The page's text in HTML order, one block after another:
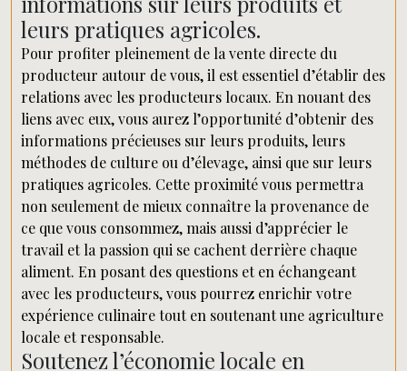
leurs pratiques agricoles.
Pour profiter pleinement de la vente directe du
producteur autour de vous, il est essentiel d’établir des
relations avec les producteurs locaux. En nouant des
liens avec eux, vous aurez l’opportunité d’obtenir des
informations précieuses sur leurs produits, leurs
méthodes de culture ou d’élevage, ainsi que sur leurs
pratiques agricoles. Cette proximité vous permettra
non seulement de mieux connaître la provenance de
ce que vous consommez, mais aussi d’apprécier le
travail et la passion qui se cachent derrière chaque
aliment. En posant des questions et en échangeant
avec les producteurs, vous pourrez enrichir votre
expérience culinaire tout en soutenant une agriculture
locale et responsable.
Soutenez l’économie locale en